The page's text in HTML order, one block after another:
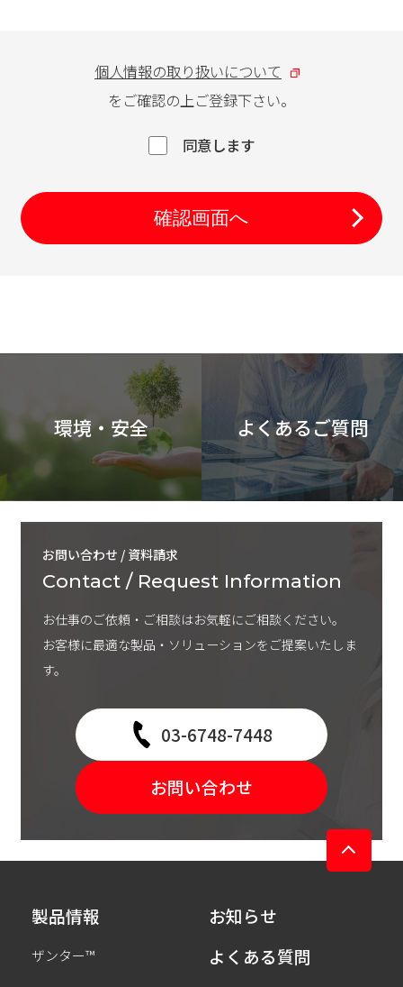
個人情報の取り扱いについて
をご確認の上ご登録下さい。
同意します
確認画面へ
環境・安全 よくあるご質問
お問い合わせ / 資料請求
Contact / Request Information
お仕事のご依頼・ご相談はお気軽にご相談ください。
お客様に最適な製品・ソリューションをご提案いたしま
す。
03-6748-7448
お問い合わせ
製品情報
ザンター™
お知らせ
よくある質問